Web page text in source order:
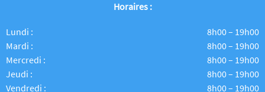
Horaires :
Lundi :
8h00 – 19h00
Mardi :
8h00 – 19h00
Mercredi :
8h00 – 19h00
Jeudi :
8h00 – 19h00
Vendredi :
8h00 – 19h00